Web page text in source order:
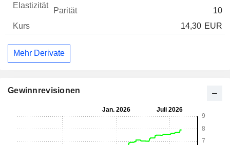
10
14,30 EUR
Mehr Derivate
Gewinnrevisionen